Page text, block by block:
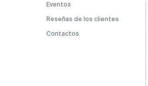
Eventos
Reseñas de los clientes
Contactos